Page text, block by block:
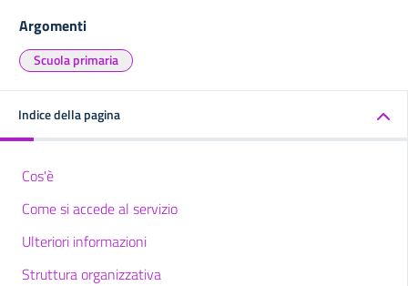
Argomenti
Scuola primaria
Indice della pagina
Cos'è
Come si accede al servizio
Ulteriori informazioni
Struttura organizzativa